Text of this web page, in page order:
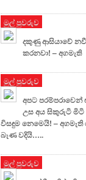
මුල් පුවරුව
දකුණු ආසියාවේ
කරනවා! – අගමැති
මුල් පුවරුව
අපට
උස අය සිකුරුටි මිටි
විසඳුම නෙමෙයි! –
බැණ වදියි…..
මුල් පුවරුව